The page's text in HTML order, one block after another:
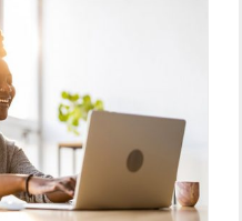
Gründen etwas für